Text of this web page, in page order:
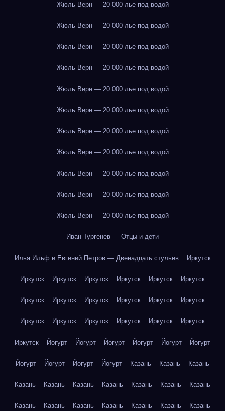
Жюль Верн — 20 000 лье под водой
Жюль Верн — 20 000 лье под водой
Жюль Верн — 20 000 лье под водой
Жюль Верн — 20 000 лье под водой
Жюль Верн — 20 000 лье под водой
Жюль Верн — 20 000 лье под водой
Жюль Верн — 20 000 лье под водой
Жюль Верн — 20 000 лье под водой
Жюль Верн — 20 000 лье под водой
Жюль Верн — 20 000 лье под водой
Жюль Верн — 20 000 лье под водой
Иван Тургенев — Отцы и дети
Илья Ильф и Евгений Петров — Двенадцать стульев Иркутск
Иркутск Иркутск Иркутск Иркутск Иркутск Иркутск
Иркутск Иркутск Иркутск Иркутск Иркутск Иркутск
Иркутск Иркутск Иркутск Иркутск Иркутск Иркутск
Иркутск Йогурт Йогурт Йогурт Йогурт Йогурт Йогурт
Йогурт Йогурт Йогурт Йогурт Казань Казань Казань
Казань Казань Казань Казань Казань Казань Казань
Казань Казань Казань Казань Казань Казань Казань